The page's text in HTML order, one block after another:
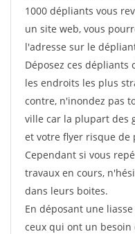
1000 dépliants vous
un site web, vous
l'adresse sur le
Déposez ces dépliants
les endroits les plus
contre, n'inondez pas
ville car la plupart des
et votre flyer risque
Cependant si vous
travaux en cours,
dans leurs boites.
En déposant une
ceux qui ont un besoin